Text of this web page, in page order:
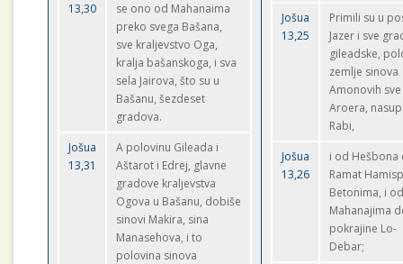
13,30
se ono od Mahanaima
preko svega Bašana,
sve kraljevstvo Oga,
kralja bašanskoga, i sva
sela Jairova, što su u
Bašanu, šezdeset
gradova.
Jošua
13,31
A polovinu Gileada i
Aštarot i Edrej, glavne
gradove kraljevstva
Ogova u Bašanu, dobiše
sinovi Makira, sina
Manasehova, i to
polovina sinova
Jošua
13,25
Primili su u
Jazer i sve
gileadske,
zemlje sinova
Amonovih
Aroera,
Rabi,
Jošua
13,26
i od Hešbona
Ramat
Betonima, i
Mahanajima
pokrajine Lo-
Debar;